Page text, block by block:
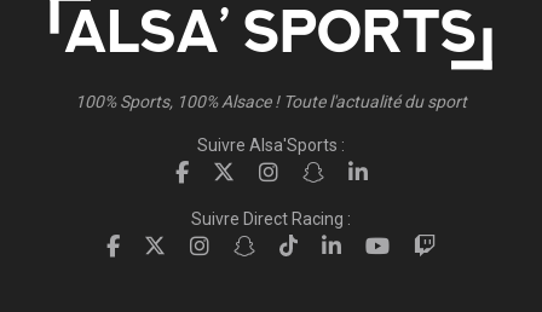
100% Sports, 100% Alsace ! Toute l'actualité du sport
Suivre Alsa'Sports :
Suivre Direct Racing :